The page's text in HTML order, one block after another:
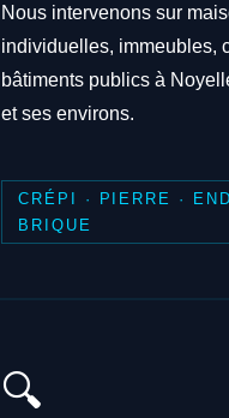
Nous intervenons sur
individuelles, immeubles,
bâtiments publics à
et ses environs.
CRÉPI · PIERRE ·
BRIQUE
🔍